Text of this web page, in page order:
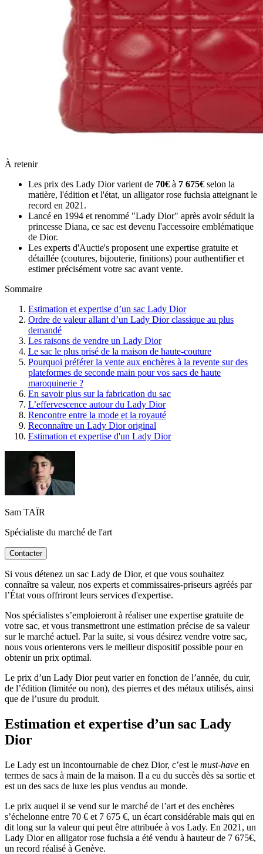
À retenir
Les prix des Lady Dior varient de 70€ à 7 675€ selon la
matière, l'édition et l'état, un alligator rose fuchsia atteignant le
record en 2021.
Lancé en 1994 et renommé "Lady Dior" après avoir séduit la
princesse Diana, ce sac est devenu l'accessoire emblématique
de Dior.
Les experts d'Auctie's proposent une expertise gratuite et
détaillée (coutures, bijouterie, finitions) pour authentifier et
estimer précisément votre sac avant vente.
Sommaire
Estimation et expertise d’un sac Lady Dior
Ordre de valeur allant d’un Lady Dior classique au plus
demandé
Les raisons de vendre un Lady Dior
Le sac le plus prisé de la maison de haute-couture
Pourquoi préférer la vente aux enchères à la revente sur des
plateformes de seconde main pour vos sacs de haute
maroquinerie ?
En savoir plus sur la fabrication du sac
L’effervescence autour du Lady Dior
Rencontre entre la mode et la royauté
Reconnaître un Lady Dior original
Estimation et expertise d'un Lady Dior
Sam TAÏR
Spécialiste du marché de l'art
Contacter
Si vous détenez un sac Lady de Dior, et que vous souhaitez
connaître sa valeur, nos experts et commissaires-priseurs agréés par
l’État vous offriront leurs services d'expertise.
Nos spécialistes s’emploieront à réaliser une expertise gratuite de
votre sac, et vous transmettront une estimation précise de sa valeur
sur le marché actuel. Par la suite, si vous désirez vendre votre sac,
nous vous orienterons vers le meilleur dispositif possible pour en
obtenir un prix optimal.
Le prix d’un Lady Dior peut varier en fonction de l’année, du cuir,
de l’édition (limitée ou non), des pierres et des métaux utilisés, ainsi
que de l’usure du produit.
Estimation et expertise d’un sac Lady
Dior
Le Lady est un incontournable de chez Dior, c’est le must-have en
termes de sacs à main de la maison. Il a eu du succès dès sa sortie et
est un des sacs de luxe les plus vendus au monde.
Le prix auquel il se vend sur le marché de l’art et des enchères
s’échelonne entre 70 € et 7 675 €, un écart considérable mais qui en
dit long sur la valeur qui peut être attribuée à vos Lady. En 2021, un
Lady Dior en alligator rose fuchsia a été vendu à hauteur de 7 675€,
un record réalisé à Genève.